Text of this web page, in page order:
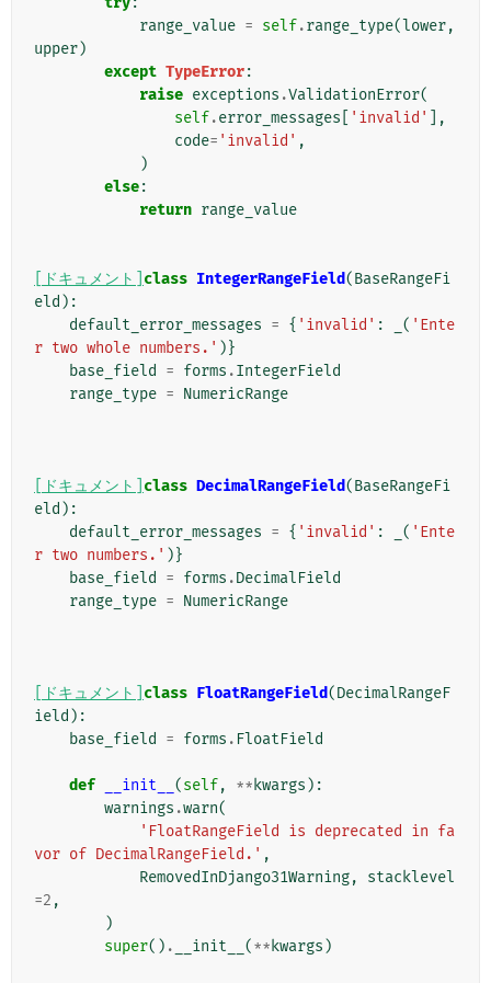
range_value = self.range_type(lower,
upper)
except TypeError:
raise exceptions .ValidationError(
self.error_messages 'invalid'
],
code= 'invalid' ,
)
else:
return range_value
[ドキュメント] class IntegerRangeField(BaseRangeFi
eld ):
default_error_messages = { 'invalid' : ( 'Ente
r two whole numbers.' )}
base_field
= forms .IntegerField
range_type = NumericRange
[ドキュメント] class DecimalRangeField(BaseRangeFi
eld ):
default_error_messages = { 'invalid' : ( 'Ente
r two numbers.' )}
base_field
= forms .DecimalField
range_type = NumericRange
[ドキュメント] class FloatRangeField(DecimalRangeF
ield ):
base_field
= forms . FloatField
def __init__ (self, ** kwargs ):
warnings .warn(
'FloatRangeField is deprecated in fa
vor of DecimalRangeField.' ,
RemovedInDjango31Warning,
stacklevel
=2 ,
)
super() . __init__ (** kwargs )